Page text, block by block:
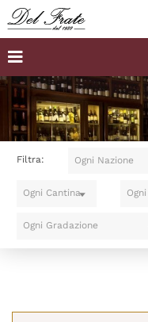
Filtra: Ogni Nazione
Ogni Cantina
Ogni Gradazione